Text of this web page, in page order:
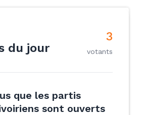
du jour
3
votants
que les partis
sont ouverts